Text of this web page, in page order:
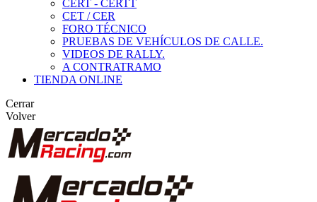
CERT - CERTT
CET / CER
FORO TÉCNICO
PRUEBAS DE VEHÍCULOS DE CALLE.
VIDEOS DE RALLY.
A CONTRATRAMO
TIENDA ONLINE
Cerrar
Volver